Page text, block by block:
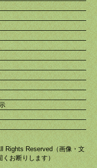
Rights Reserved（画像・文
お断りします）